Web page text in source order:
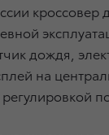
дождя,
на